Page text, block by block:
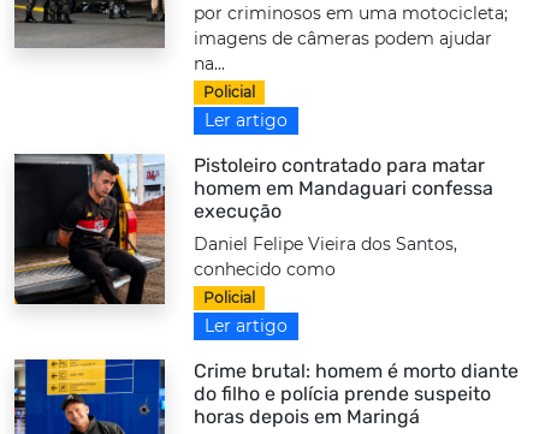
por criminosos em uma motocicleta;
imagens de câmeras podem ajudar
na...
Policial
Ler artigo
Pistoleiro contratado para matar
homem em Mandaguari confessa
execução
Daniel Felipe Vieira dos Santos,
conhecido como
Policial
Ler artigo
Crime brutal: homem é morto diante
do filho e polícia prende suspeito
horas depois em Maringá